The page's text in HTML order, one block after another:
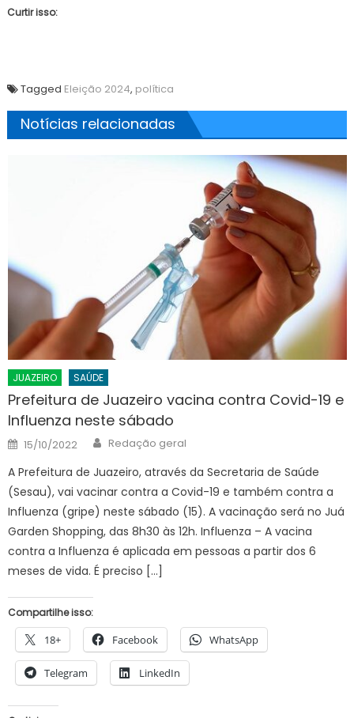
Curtir isso:
Tagged Eleição 2024, política
Notícias relacionadas
JUAZEIRO SAÚDE
Prefeitura de Juazeiro vacina contra Covid-19 e
Influenza neste sábado
Posted
on
15/10/2022 Author
Redação geral
A Prefeitura de Juazeiro, através da Secretaria de Saúde
(Sesau), vai vacinar contra a Covid-19 e também contra a
Influenza (gripe) neste sábado (15). A vacinação será no Juá
Garden Shopping, das 8h30 às 12h. Influenza – A vacina
contra a Influenza é aplicada em pessoas a partir dos 6
meses de vida. É preciso […]
Compartilhe isso:
18+ Facebook WhatsApp
Telegram LinkedIn